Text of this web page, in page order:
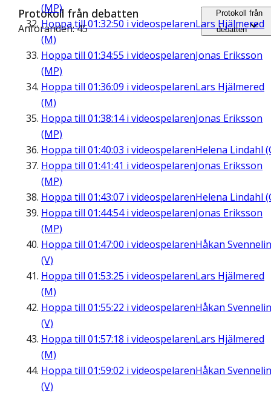
(MP)
Hoppa till01:32:50 i videospelarenLars Hjälmered
(M)
Hoppa till 01:34:55 i videospelarenJonas Eriksson
(MP)
Hoppa till 01:36:09 i videospelarenLars Hjälmered
(M)
Hoppa till 01:38:14i videospelarenJonas Eriksson
(MP)
Hoppa till 01:40:03 i videospelarenHelena Lindahl
Hoppa till 01:41:41 i videospelarenJonas Eriksson
(MP)
Hoppa till 01:43:07 i videospelarenHelena Lindahl
Hoppa till 01:44:54i videospelarenJonas Eriksson
(MP)
Hoppa till 01:47:00 i videospelarenHåkan
(V)
Hoppa till 01:53:25 i videospelarenLars Hjälmered
(M)
Hoppa till 01:55:22 i videospelarenHåkan
(V)
Hoppa till 01:57:18 i videospelarenLars Hjälmered
(M)
Hoppa till 01:59:02 i videospelarenHåkan
(V)
Protokoll från debatten
Anföranden: 45
Protokoll från
debatten